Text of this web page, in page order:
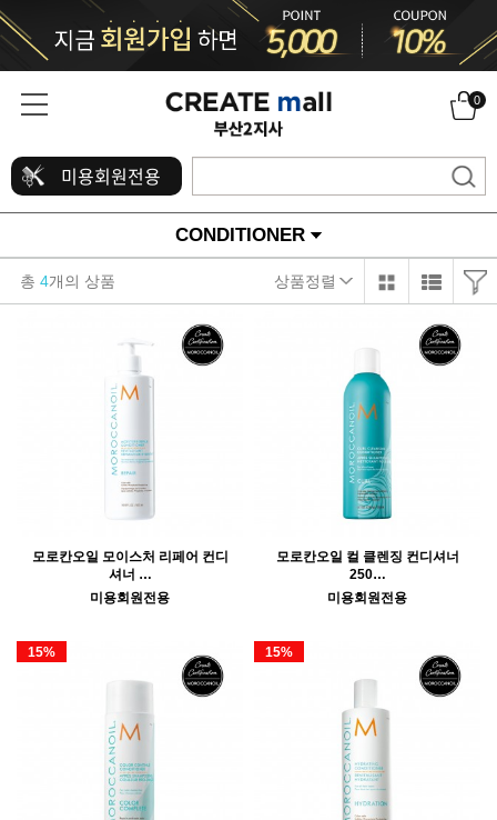
0
미용회원전용
CONDITIONER
총 4개의 상품 상품정렬
모로칸오일 모이스처 리페어 컨디
셔너 …
미용회원전용
모로칸오일 컬 클렌징 컨디셔너
250…
미용회원전용
15% 15%